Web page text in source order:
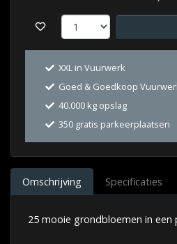
XXL in Vuurwerk
Goed & Goedkoop
40.000 kg opslag
350 gratis parkeerplaatsen
Omschrijving Specificaties
25 mooie grondbloemen in een